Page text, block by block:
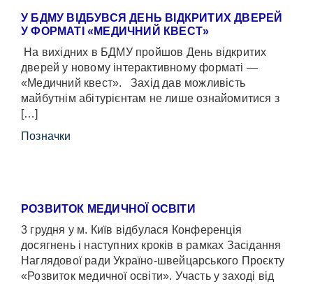
У БДМУ ВІДБУВСЯ ДЕНЬ ВІДКРИТИХ ДВЕРЕЙ
У ФОРМАТІ «МЕДИЧНИЙ КВЕСТ»
На вихідних в БДМУ пройшов День відкритих
дверей у новому інтерактивному форматі —
«Медичний квест». Захід дав можливість
майбутнім абітурієнтам не лише ознайомитися з
[…]
Позначки
РОЗВИТОК МЕДИЧНОЇ ОСВІТИ
3 грудня у м. Київ відбулася Конференція
досягнень і наступних кроків в рамках Засідання
Наглядової ради Україно-швейцарського Проєкту
«Розвиток медичної освіти». Участь у заході від